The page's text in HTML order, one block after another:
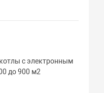
с электронным
до 900 м2